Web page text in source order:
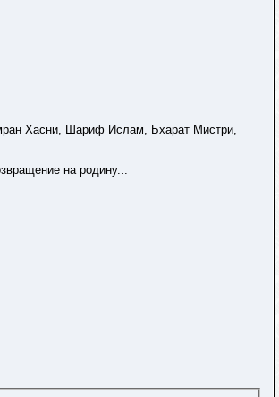
Хасни, Шариф Ислам, Бхарат Мистри,
на родину...